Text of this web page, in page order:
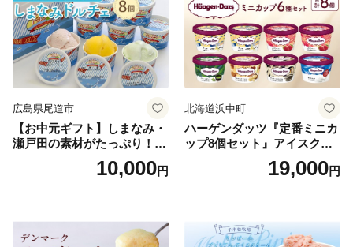
広島県尾道市
【お中元ギフト】しまなみ・
瀬戸田の素材がたっぷり！ジ
10,000円
北海道浜中町
ハーゲンダッツ『定番ミニカ
ップ8個セット』アイスクリ
ーム アイス スイーツ デザー
19,000円